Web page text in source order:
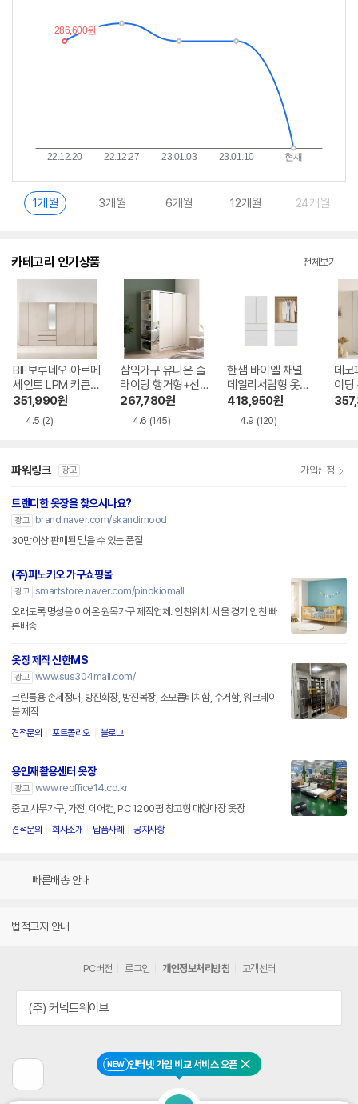
NEW 인터넷 가입 비교 서비스 오픈 닫기
1개월 3개월 6개월 12개월 24개월
카테고리 인기상품 전체보기
BIF보루네오 아르메
세인트 LPM 키큰장
터치 옷장세트 320
351,990원
4.5 (2)
삼익가구 유니온 슬
라이딩 행거형+선
반형 A세트 옷장 15
267,780원
4.6 (145)
한샘 바이엘 채널
데일리서랍형 옷장
1000
418,950원
4.9 (120)
데코
이딩
파워링크 광고 가입신청
트랜디한 옷장을 찾으시나요?
광고
brand.naver.com/skandimood
30만이상 판매된 믿을 수 있는 품질
(주)피노키오 가구쇼핑몰
광고 smartstore.naver.com/pinokiomall
오래도록 명성을 이어온 원목가구 제작업체. 인천위치. 서울 경기 인천 빠
른배송
옷장 제작 신한MS
광고 www.sus304mall.com/
크린룸용 손세정대, 방진화장, 방진복장, 소모품비치함, 수거함, 워크테이
블 제작
견적문의 포트폴리오 블로그
용인재활용센터 옷장
광고 www.reoffice14.co.kr
중고 사무가구, 가전, 에어컨, PC 1200평 창고형 대형매장 옷장
견적문의 회사소개 납품사례 공지사항
빠른배송 안내
법적고지 안내
전
페
PC버전 로그인 개인정보처리방침 고객센터
(주) 커넥트웨이브